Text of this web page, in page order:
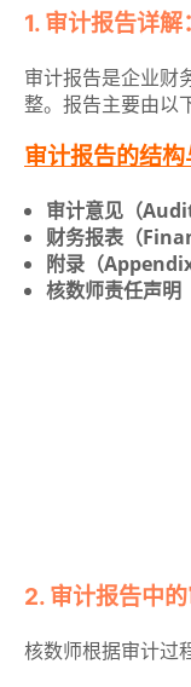
1. 审计报告详解
审计报告是企业财
整。报告主要由以
审计报告的结
审计意见（
财务报表（
附录（Appendix
核数师责任声
2. 审计报告中
核数师根据审计过